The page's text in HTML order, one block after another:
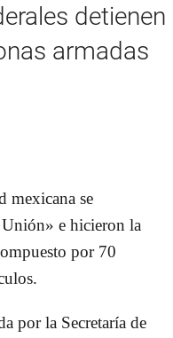
detienen
armadas
mexicana se
e hicieron la
por 70
por la Secretaría de